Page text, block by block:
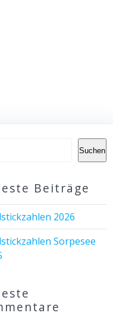
Suchen
Beiträge
2026
Sorpesee